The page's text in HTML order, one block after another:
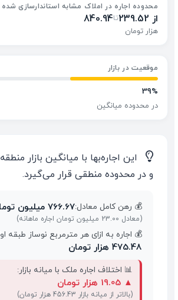
محدوده اجاره در املاک مشابه استاندارسازی شده
از 239.52 تا840.94
هزار تومان
موقعیت در بازار
39%
در محدوده میانگین
💡
این اجاره‌بها با میانگین بازار
و در محدوده منطقی قرار می‌گیرد.
💰 رهن کامل معادل:766.67 میلیون تومان
(معادل 23.00 میلیون تومان اجاره ماهانه)
💰 اجاره به ازای هر مترمربع نوساز طبقه
475.48 هزار تومان
📊 اختلاف اجاره ملک با میانه بازار:
▲19.05 هزار تومان
(بالاتر از میانه بازار 456.43 هزار تومان)